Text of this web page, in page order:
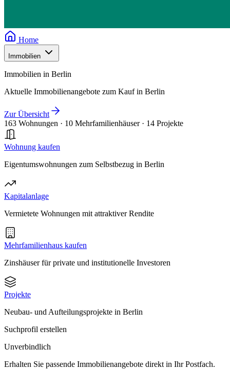
Home
Immobilien
Immobilien in Berlin
Aktuelle Immobilienangebote zum Kauf in Berlin
Zur Übersicht
163 Wohnungen · 10 Mehrfamilienhäuser · 14 Projekte
Wohnung kaufen
Eigentumswohnungen zum Selbstbezug in Berlin
Kapitalanlage
Vermietete Wohnungen mit attraktiver Rendite
Mehrfamilienhaus kaufen
Zinshäuser für private und institutionelle Investoren
Projekte
Neubau- und Aufteilungsprojekte in Berlin
Suchprofil erstellen
Unverbindlich
Erhalten Sie passende Immobilienangebote direkt in Ihr Postfach.